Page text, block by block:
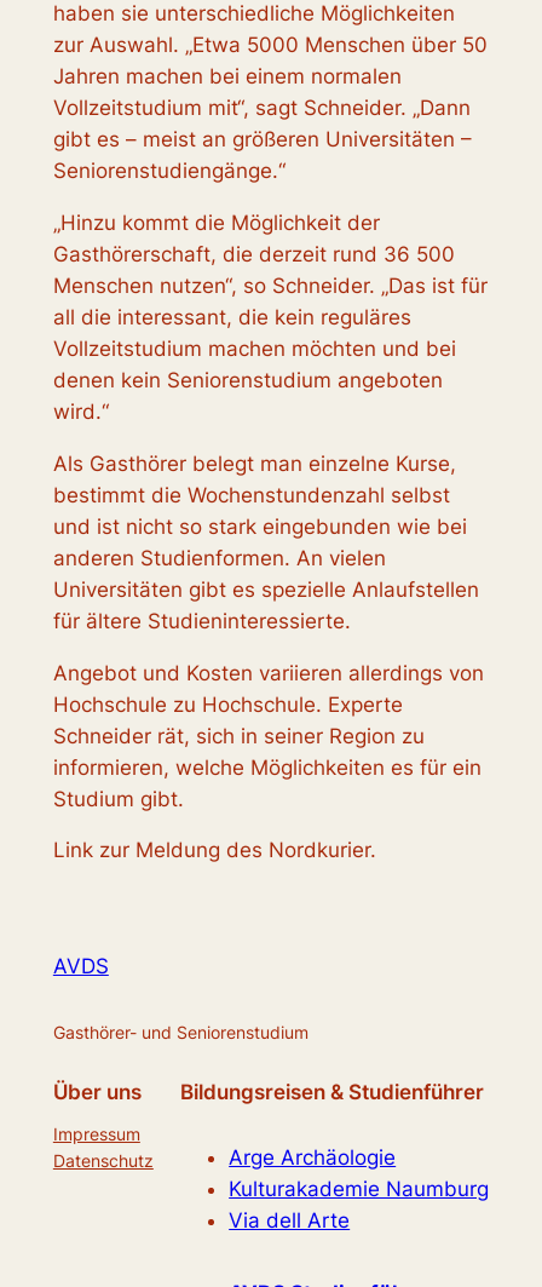
haben sie unterschiedliche Möglichkeiten
zur Auswahl. „Etwa 5000 Menschen über 50
Jahren machen bei einem normalen
Vollzeitstudium mit“, sagt Schneider. „Dann
gibt es – meist an größeren Universitäten –
Seniorenstudiengänge.“
„Hinzu kommt die Möglichkeit der
Gasthörerschaft, die derzeit rund 36 500
Menschen nutzen“, so Schneider. „Das ist für
all die interessant, die kein reguläres
Vollzeitstudium machen möchten und bei
denen kein Seniorenstudium angeboten
wird.“
Als Gasthörer belegt man einzelne Kurse,
bestimmt die Wochenstundenzahl selbst
und ist nicht so stark eingebunden wie bei
anderen Studienformen. An vielen
Universitäten gibt es spezielle Anlaufstellen
für ältere Studieninteressierte.
Angebot und Kosten variieren allerdings von
Hochschule zu Hochschule. Experte
Schneider rät, sich in seiner Region zu
informieren, welche Möglichkeiten es für ein
Studium gibt.
Link zur Meldung des Nordkurier.
AVDS
Gasthörer- und Seniorenstudium
Über uns
Impressum
Datenschutz
Bildungsreisen & Studienführer
Arge Archäologie
Kulturakademie Naumburg
Via dell Arte